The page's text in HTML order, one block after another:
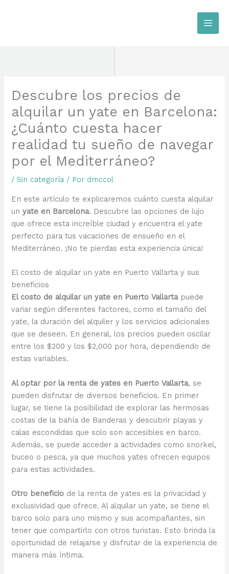
Descubre los precios de
alquilar un yate en Barcelona:
¿Cuánto cuesta hacer
realidad tu sueño de navegar
por el Mediterráneo?
/Sin categoría / Por dmccol
En este artículo te explicaremos cuánto cuesta alquilar
unyate en Barcelona. Descubre las opciones de lujo
que ofrece esta increíble ciudad y encuentra el yate
perfecto para tus vacaciones de ensueño en el
Mediterráneo. ¡No te pierdas esta experiencia única!
El costo de alquilar un yate en Puerto Vallarta y sus
beneficios
El costo de alquilar un yate en Puerto Vallartapuede
variar según diferentes factores, como el tamaño del
yate, la duración del alquiler y los servicios adicionales
que se deseen. En general, los precios pueden oscilar
entre los $200 y los $2,000 por hora, dependiendo de
estas variables.
Al optar por la renta de yates en Puerto Vallarta, se
pueden disfrutar de diversos beneficios. En primer
lugar, se tiene la posibilidad de explorar las hermosas
costas de la bahía de Banderas y descubrir playas y
calas escondidas que solo son accesibles en barco.
Además, se puede acceder a actividades como snorkel,
buceo o pesca, ya que muchos yates ofrecen equipos
para estas actividades.
Otro beneficio de la renta de yates es la privacidad y
exclusividad que ofrece. Al alquilar un yate, se tiene el
barco solo para uno mismo y sus acompañantes, sin
tener que compartirlo con otros turistas. Esto brinda la
oportunidad de relajarse y disfrutar de la experiencia de
manera más íntima.